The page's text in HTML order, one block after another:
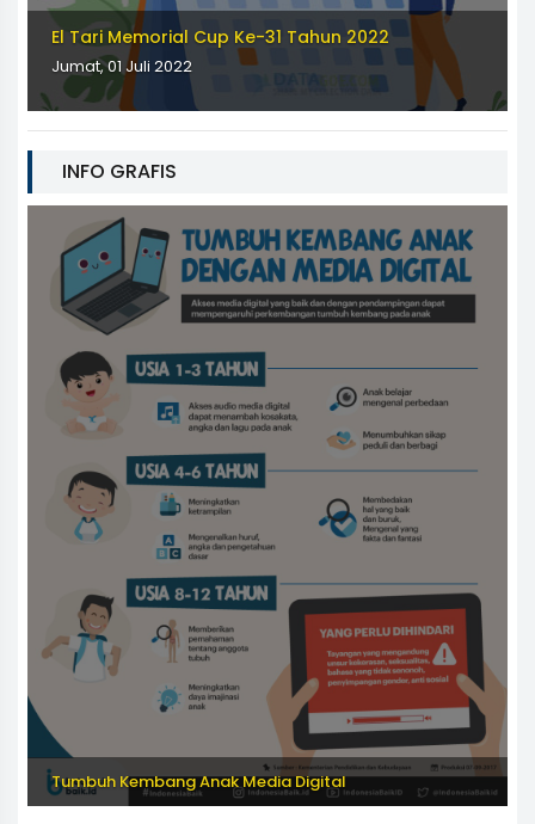
El Tari Memorial Cup Ke-31 Tahun 2022
Jumat, 01 Juli 2022
INFO GRAFIS
Tumbuh Kembang Anak Media Digital